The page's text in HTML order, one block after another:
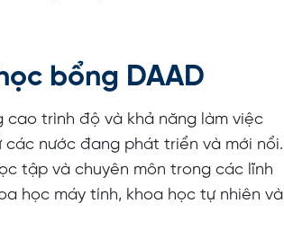
bổng DAAD
trình độ và khả năng làm việc
nước đang phát triển và mới nổi.
tập và chuyên môn trong các lĩnh
học máy tính, khoa học tự nhiên và